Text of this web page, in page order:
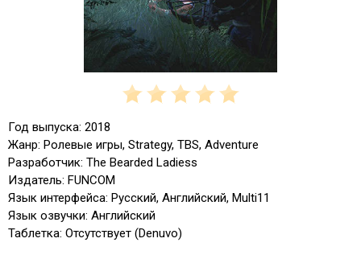
Год выпуска: 2018
Жанр: Ролевые игры, Strategy, TBS, Adventure
Разработчик: The Bearded Ladiess
Издатель: FUNCOM
Язык интерфейса: Русский, Английский, Multi11
Язык озвучки: Английский
Таблетка: Отсутствует (Denuvo)